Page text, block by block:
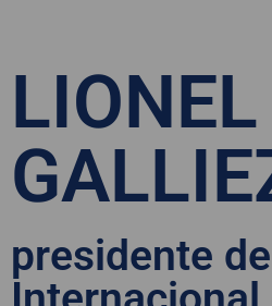
LIONEL
presidente